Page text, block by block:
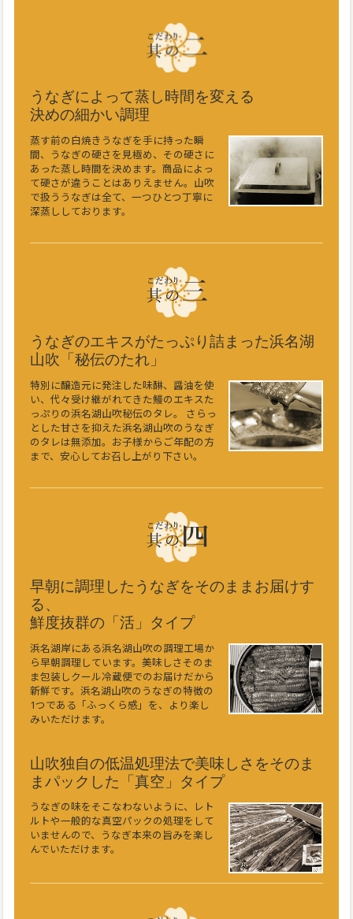
うなぎによって蒸し時間を変える
決めの細かい調理
蒸す前の白焼きうなぎを手に持った瞬
間、うなぎの硬さを見極め、その硬さに
あった蒸し時間を決めます。商品によっ
て硬さが違うことはありえません。山吹
で扱ううなぎは全て、一つひとつ丁寧に
深蒸ししております。
うなぎのエキスがたっぷり詰まった浜名湖
山吹「秘伝のたれ」
特別に醸造元に発注した味醂、醤油を使
い、代々受け継がれてきた鰻のエキスた
っぷりの浜名湖山吹秘伝のタレ。 さらっ
とした甘さを抑えた浜名湖山吹のうなぎ
のタレは無添加。お子様からご年配の方
まで、安心してお召し上がり下さい。
早朝に調理したうなぎをそのままお届けす
る、
鮮度抜群の「活」タイプ
浜名湖岸にある浜名湖山吹の調理工場か
ら早朝調理しています。美味しさそのま
ま包装しクール冷蔵便でのお届けだから
新鮮です。浜名湖山吹のうなぎの特徴の
1つである「ふっくら感」を、より楽し
みいただけます。
山吹独自の低温処理法で美味しさをそのま
まパックした「真空」タイプ
うなぎの味をそこなわないように、レト
ルトや一般的な真空パックの処理をして
いませんので、うなぎ本来の旨みを楽し
んでいただけます。